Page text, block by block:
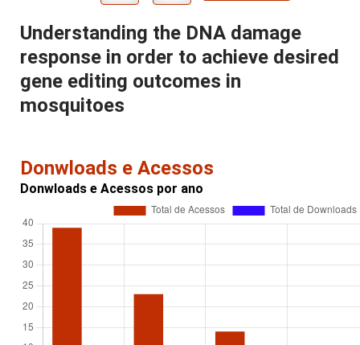
Understanding the DNA damage
response in order to achieve desired
gene editing outcomes in
mosquitoes
Donwloads e Acessos
Donwloads e Acessos por ano